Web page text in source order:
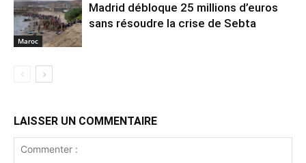
Maroc
Madrid débloque 25 millions d’euros
sans résoudre la crise de Sebta
LAISSER UN COMMENTAIRE